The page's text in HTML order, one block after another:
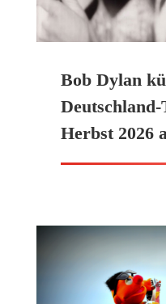
Bob Dylan
Herbst 2026